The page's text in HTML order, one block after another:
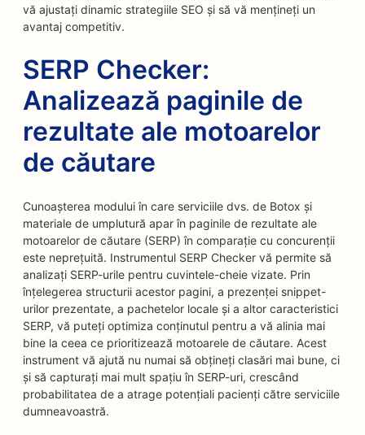
vă ajustați dinamic strategiile SEO și să vă mențineți un
avantaj competitiv.
SERP Checker:
Analizează paginile de
rezultate ale motoarelor
de căutare
Cunoașterea modului în care serviciile dvs. de Botox și
materiale de umplutură apar în paginile de rezultate ale
motoarelor de căutare (SERP) în comparație cu concurenții
este neprețuită. Instrumentul SERP Checker vă permite să
analizați SERP-urile pentru cuvintele-cheie vizate. Prin
înțelegerea structurii acestor pagini, a prezenței snippet-
urilor prezentate, a pachetelor locale și a altor caracteristici
SERP, vă puteți optimiza conținutul pentru a vă alinia mai
bine la ceea ce prioritizează motoarele de căutare. Acest
instrument vă ajută nu numai să obțineți clasări mai bune, ci
și să capturați mai mult spațiu în SERP-uri, crescând
probabilitatea de a atrage potențiali pacienți către serviciile
dumneavoastră.